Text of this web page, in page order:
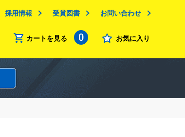
採用情報 受賞図書 お問い合わせ
カートを見る 0 お気に入り